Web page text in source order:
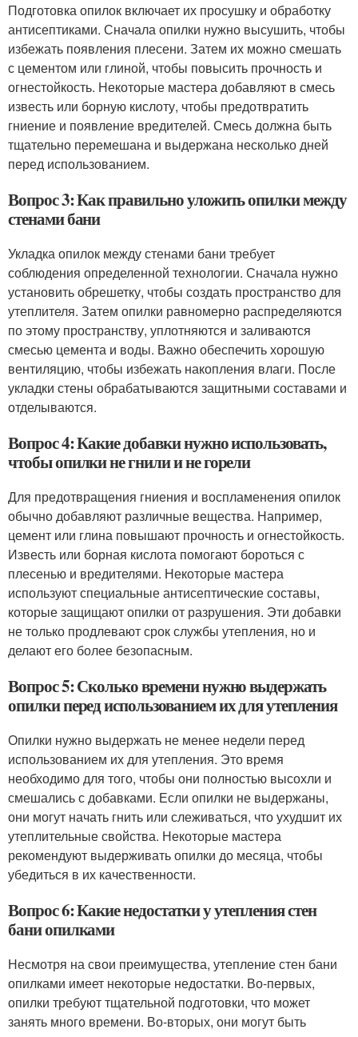
Подготовка опилок включает их просушку и обработку
антисептиками. Сначала опилки нужно высушить, чтобы
избежать появления плесени. Затем их можно смешать
с цементом или глиной, чтобы повысить прочность и
огнестойкость. Некоторые мастера добавляют в смесь
известь или борную кислоту, чтобы предотвратить
гниение и появление вредителей. Смесь должна быть
тщательно перемешана и выдержана несколько дней
перед использованием.
Вопрос 3: Как правильно уложить опилки между
стенами бани
Укладка опилок между стенами бани требует
соблюдения определенной технологии. Сначала нужно
установить обрешетку, чтобы создать пространство для
утеплителя. Затем опилки равномерно распределяются
по этому пространству, уплотняются и заливаются
смесью цемента и воды. Важно обеспечить хорошую
вентиляцию, чтобы избежать накопления влаги. После
укладки стены обрабатываются защитными составами и
отделываются.
Вопрос 4: Какие добавки нужно использовать,
чтобы опилки не гнили и не горели
Для предотвращения гниения и воспламенения опилок
обычно добавляют различные вещества. Например,
цемент или глина повышают прочность и огнестойкость.
Известь или борная кислота помогают бороться с
плесенью и вредителями. Некоторые мастера
используют специальные антисептические составы,
которые защищают опилки от разрушения. Эти добавки
не только продлевают срок службы утепления, но и
делают его более безопасным.
Вопрос 5: Сколько времени нужно выдержать
опилки перед использованием их для утепления
Опилки нужно выдержать не менее недели перед
использованием их для утепления. Это время
необходимо для того, чтобы они полностью высохли и
смешались с добавками. Если опилки не выдержаны,
они могут начать гнить или слеживаться, что ухудшит их
утеплительные свойства. Некоторые мастера
рекомендуют выдерживать опилки до месяца, чтобы
убедиться в их качественности.
Вопрос 6: Какие недостатки у утепления стен
бани опилками
Несмотря на свои преимущества, утепление стен бани
опилками имеет некоторые недостатки. Во-первых,
опилки требуют тщательной подготовки, что может
занять много времени. Во-вторых, они могут быть